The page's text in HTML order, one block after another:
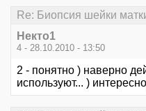
Re: Биопсия шейки
Некто1
4 - 28.10.2010 - 13:50
2 - понятно ) наверно
используют... )